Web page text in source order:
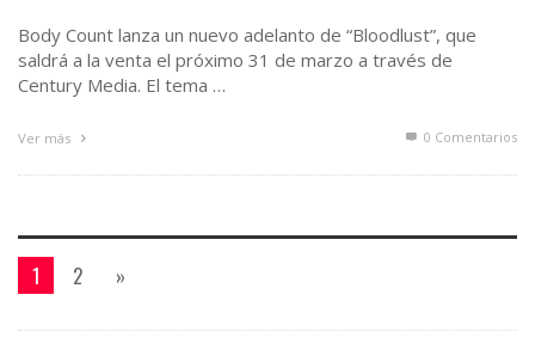
Body Count lanza un nuevo adelanto de “Bloodlust”, que
saldrá a la venta el próximo 31 de marzo a través de
Century Media. El tema …
Ver más 0 Comentarios
1 2 »